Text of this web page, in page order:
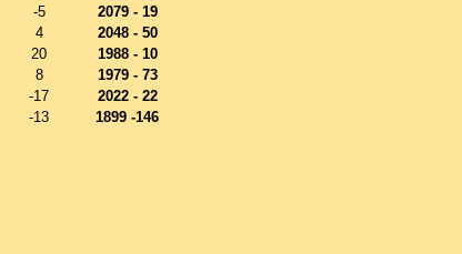
-5
2079 - 19
4
2048 - 50
20
1988 - 10
8
1979 - 73
-17
2022 - 22
-13 1899 -146